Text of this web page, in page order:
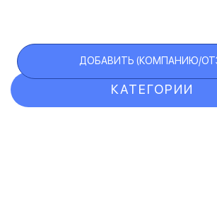
КАТЕГОРИИ
ДОБАВИТЬ (КОМПАНИЮ/